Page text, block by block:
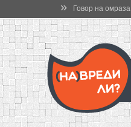
» Говор на омраза